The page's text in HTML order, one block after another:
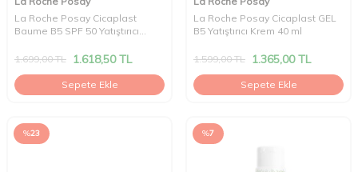
La Roche Posay Cicaplast
Baume B5 SPF 50 Yatıştırıcı
1.699,00TL 1.618,50TL
Sepete Ekle
La Roche Posay Cicaplast GEL
B5 Yatıştırıcı Krem 40 ml
1.599,00TL 1.365,00TL
Sepete Ekle
%23 %7